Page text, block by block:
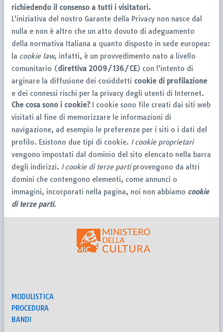
richiedendo il consenso a tutti i visitatori.
L'iniziativa del nostro Garante della Privacy non nasce dal
nulla e non è altro che un atto dovuto di adeguamento
della normativa Italiana a quanto disposto in sede europea:
la cookie law, infatti, è un provvedimento nato a livello
comunitario (direttiva 2009/136/CE) con l'intento di
arginare la diffusione dei cosiddetti cookie di profilazione
e dei connessi rischi per la privacy degli utenti di Internet.
Che cosa sono i cookie? I cookie sono file creati dai siti web
visitati al fine di memorizzare le informazioni di
navigazione, ad esempio le preferenze per i siti o i dati del
profilo. Esistono due tipi di cookie. I cookie proprietari
vengono impostati dal dominio del sito elencato nella barra
degli indirizzi. I cookie di terze partiprovengono da altri
domini che contengono elementi, come annunci o
immagini, incorporati nella pagina, noi non abbiamo cookie
di terze parti.
MODULISTICA
PROCEDURA
BANDI